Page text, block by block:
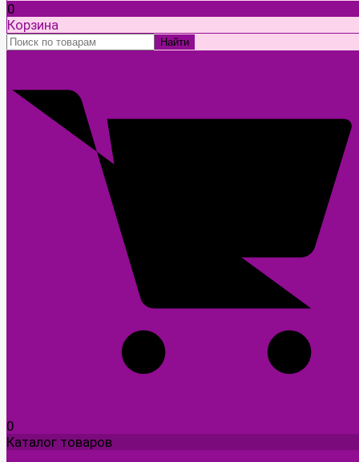
0
Корзина
Найти
0
Каталог товаров